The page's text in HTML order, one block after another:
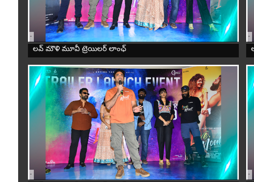
-
లవ్ మౌళి మూవీ ట్రెయిలర్ లాంఛ్
-
-
-